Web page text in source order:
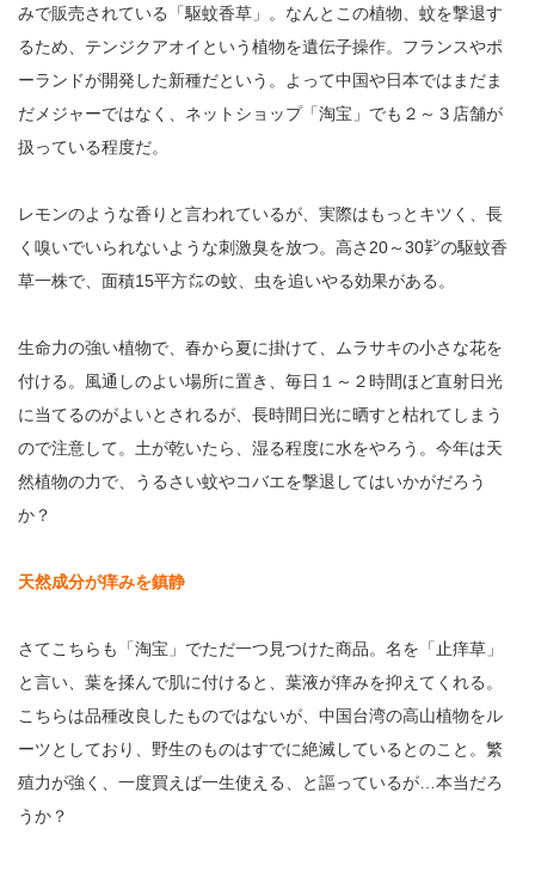
みで販売されている「駆蚊香草」。なんとこの植物、蚊を撃退す
るため、テンジクアオイという植物を遺伝子操作。フランスやポ
ーランドが開発した新種だという。よって中国や日本ではまだま
だメジャーではなく、ネットショップ「淘宝」でも２～３店舗が
扱っている程度だ。
レモンのような香りと言われているが、実際はもっとキツく、長
く嗅いでいられないような刺激臭を放つ。高さ20～30㌢の駆蚊香
草一株で、面積15平方㍍の蚊、虫を追いやる効果がある。
生命力の強い植物で、春から夏に掛けて、ムラサキの小さな花を
付ける。風通しのよい場所に置き、毎日１～２時間ほど直射日光
に当てるのがよいとされるが、長時間日光に晒すと枯れてしまう
ので注意して。土が乾いたら、湿る程度に水をやろう。今年は天
然植物の力で、うるさい蚊やコバエを撃退してはいかがだろう
か？
天然成分が痒みを鎮静
さてこちらも「淘宝」でただ一つ見つけた商品。名を「止痒草」
と言い、葉を揉んで肌に付けると、葉液が痒みを抑えてくれる。
こちらは品種改良したものではないが、中国台湾の高山植物をル
ーツとしており、野生のものはすでに絶滅しているとのこと。繁
殖力が強く、一度買えば一生使える、と謳っているが…本当だろ
うか？